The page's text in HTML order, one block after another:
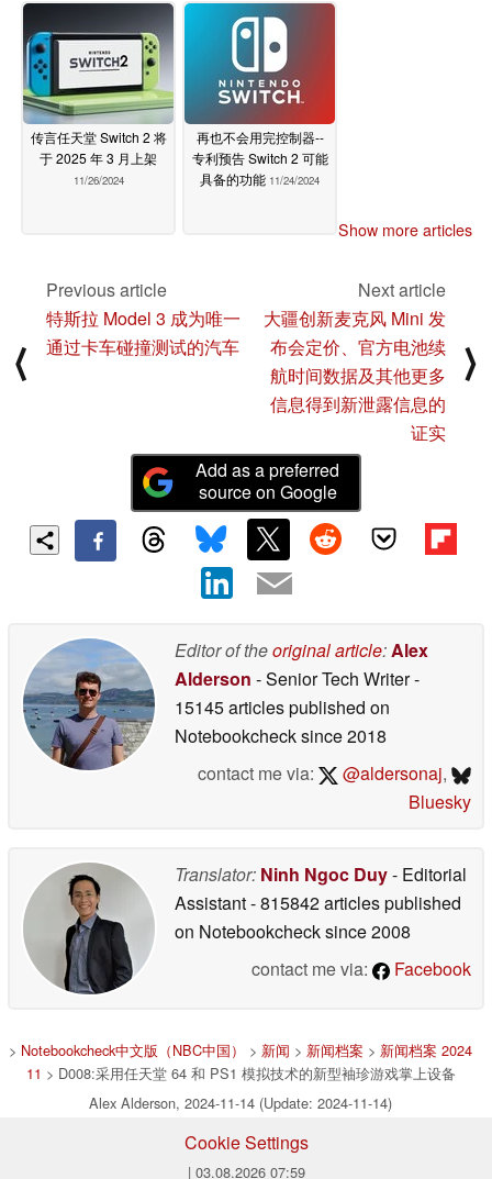
传言任天堂 Switch 2 将
于 2025 年 3 月上架
11/26/2024
再也不会用完控制器--
专利预告 Switch 2 可能
具备的功能 11/24/2024
Show more articles
⟨
Previous article
特斯拉 Model 3 成为唯一
通过卡车碰撞测试的汽车
Next article
大疆创新麦克风 Mini 发
布会定价、官方电池续
航时间数据及其他更多
信息得到新泄露信息的
证实
⟩
Add as a preferred
source on Google
Editor of theoriginal article:Alex
Alderson - Senior Tech Writer-
15145 articles published on
Notebookchecksince 2018
contact me via:
@aldersonaj,
Bluesky
Translator: Ninh Ngoc Duy- Editorial
Assistant- 815842 articles published
on Notebookchecksince 2008
contact me via:
Facebook
> Notebookcheck中文版（NBC中国） > 新闻 > 新闻档案 > 新闻档案 2024
11 > D008:采用任天堂 64 和 PS1 模拟技术的新型袖珍游戏掌上设备
Alex Alderson, 2024-11-14 (Update: 2024-11-14)
Cookie Settings
| 03.08.2026 07:59